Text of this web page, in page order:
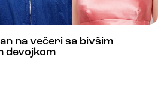
na večeri sa bivšim
devojkom